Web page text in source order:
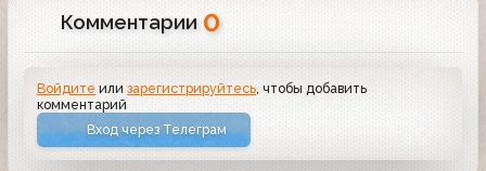
Комментарии 0
Войдите илизарегистрируйтесь , чтобы добавить
комментарий
Вход через Телеграм